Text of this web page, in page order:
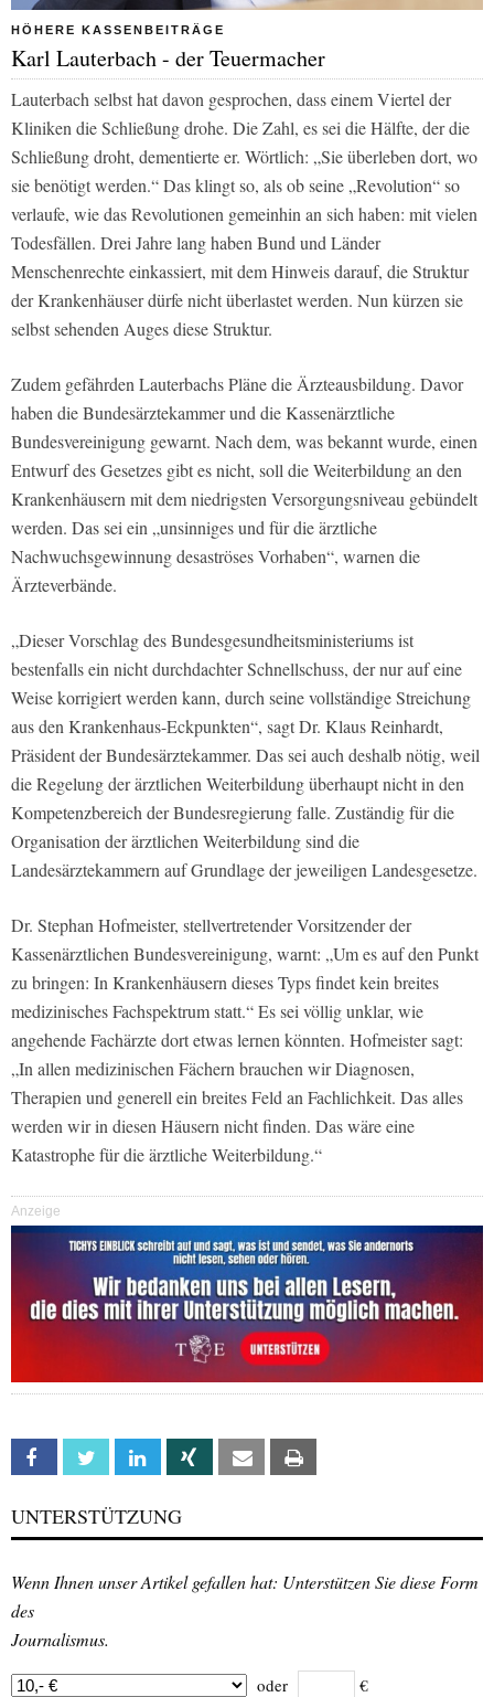
HÖHERE KASSENBEITRÄGE
Karl Lauterbach - der Teuermacher
Lauterbach selbst hat davon gesprochen, dass einem Viertel der
Kliniken die Schließung drohe. Die Zahl, es sei die Hälfte, der die
Schließung droht, dementierte er. Wörtlich: „Sie überleben dort, wo
sie benötigt werden.“ Das klingt so, als ob seine „Revolution“ so
verlaufe, wie das Revolutionen gemeinhin an sich haben: mit vielen
Todesfällen. Drei Jahre lang haben Bund und Länder
Menschenrechte einkassiert, mit dem Hinweis darauf, die Struktur
der Krankenhäuser dürfe nicht überlastet werden. Nun kürzen sie
selbst sehenden Auges diese Struktur.
Zudem gefährden Lauterbachs Pläne die Ärzteausbildung. Davor
haben die Bundesärztekammer und die Kassenärztliche
Bundesvereinigung gewarnt. Nach dem, was bekannt wurde, einen
Entwurf des Gesetzes gibt es nicht, soll die Weiterbildung an den
Krankenhäusern mit dem niedrigsten Versorgungsniveau gebündelt
werden. Das sei ein „unsinniges und für die ärztliche
Nachwuchsgewinnung desaströses Vorhaben“, warnen die
Ärzteverbände.
„Dieser Vorschlag des Bundesgesundheitsministeriums ist
bestenfalls ein nicht durchdachter Schnellschuss, der nur auf eine
Weise korrigiert werden kann, durch seine vollständige Streichung
aus den Krankenhaus-Eckpunkten“, sagt Dr. Klaus Reinhardt,
Präsident der Bundesärztekammer. Das sei auch deshalb nötig, weil
die Regelung der ärztlichen Weiterbildung überhaupt nicht in den
Kompetenzbereich der Bundesregierung falle. Zuständig für die
Organisation der ärztlichen Weiterbildung sind die
Landesärztekammern auf Grundlage der jeweiligen Landesgesetze.
Dr. Stephan Hofmeister, stellvertretender Vorsitzender der
Kassenärztlichen Bundesvereinigung, warnt: „Um es auf den Punkt
zu bringen: In Krankenhäusern dieses Typs findet kein breites
medizinisches Fachspektrum statt.“ Es sei völlig unklar, wie
angehende Fachärzte dort etwas lernen könnten. Hofmeister sagt:
„In allen medizinischen Fächern brauchen wir Diagnosen,
Therapien und generell ein breites Feld an Fachlichkeit. Das alles
werden wir in diesen Häusern nicht finden. Das wäre eine
Katastrophe für die ärztliche Weiterbildung.“
Anzeige
Facebook Twitter Linkedin Xing Email
UNTERSTÜTZUNG
Wenn Ihnen unser Artikel gefallen hat: Unterstützen Sie diese Form
des
Journalismus.
oder €